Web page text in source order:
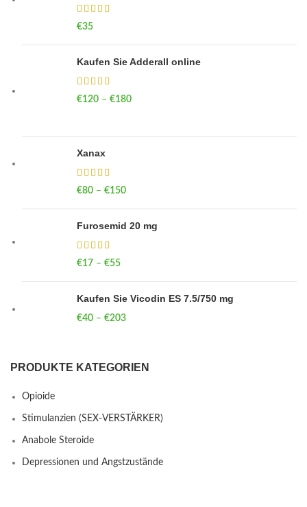
€35
Kaufen Sie Adderall online
€120 – €180
Xanax
€80 – €150
Furosemid 20 mg
€17 – €55
Kaufen Sie Vicodin ES 7.5/750 mg
€40 – €203
PRODUKTE KATEGORIEN
Opioide
Stimulanzien (SEX-VERSTÄRKER)
Anabole Steroide
Depressionen und Angstzustände